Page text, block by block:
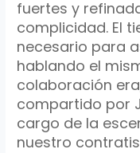
fuertes y
complicidad. El
necesario para
hablando el
colaboración
compartido por
cargo de la
nuestro